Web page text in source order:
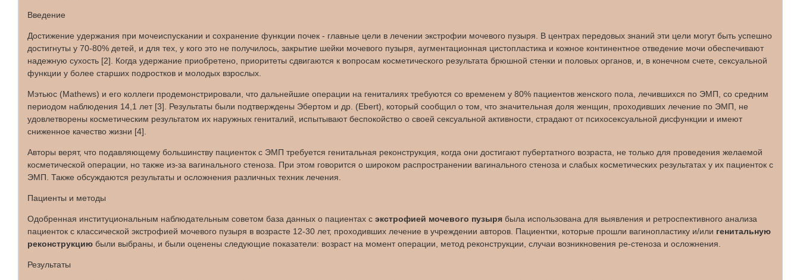
Введение
Достижение удержания при мочеиспускании и сохранение функции почек - главные цели в лечении экстрофии мочевого пузыря. В центрах передовых знаний эти цели могут быть успешно
достигнуты у 70-80% детей, и для тех, у кого это не получилось, закрытие шейки мочевого пузыря, аугментационная цистопластика и кожное континентное отведение мочи обеспечивают
надежную сухость [2]. Когда удержание приобретено, приоритеты сдвигаются к вопросам косметического результата брюшной стенки и половых органов, и, в конечном счете, сексуальной
функции у более старших подростков и молодых взрослых.
Мэтьюс (Mathews) и его коллеги продемонстрировали, что дальнейшие операции на гениталиях требуются со временем у 80% пациентов женского пола, лечившихся по ЭМП, со средним
периодом наблюдения 14,1 лет [3]. Результаты были подтверждены Эбертом и др. (Ebert), который сообщил о том, что значительная доля женщин, проходивших лечение по ЭМП, не
удовлетворены косметическим результатом их наружных гениталий, испытывают беспокойство о своей сексуальной активности, страдают от психосексуальной дисфункции и имеют
сниженное качество жизни [4].
Авторы верят, что подавляющему большинству пациенток с ЭМП требуется генитальная реконструкция, когда они достигают пубертатного возраста, не только для проведения желаемой
косметической операции, но также из-за вагинального стеноза. При этом говорится о широком распространении вагинального стеноза и слабых косметических результатах у их пациенток с
ЭМП. Также обсуждаются результаты и осложнения различных техник лечения.
Пациенты и методы
Одобренная институциональным наблюдательным советом база данных о пациентах с экстрофией мочевого пузыря была использована для выявления и ретроспективного анализа
пациенток с классической экстрофией мочевого пузыря в возрасте 12-30 лет, проходивших лечение в учреждении авторов. Пациентки, которые прошли вагинопластику и/или генитальную
реконструкцию были выбраны, и были оценены следующие показатели: возраст на момент операции, метод реконструкции, случаи возникновения ре-стеноза и осложнения.
Результаты